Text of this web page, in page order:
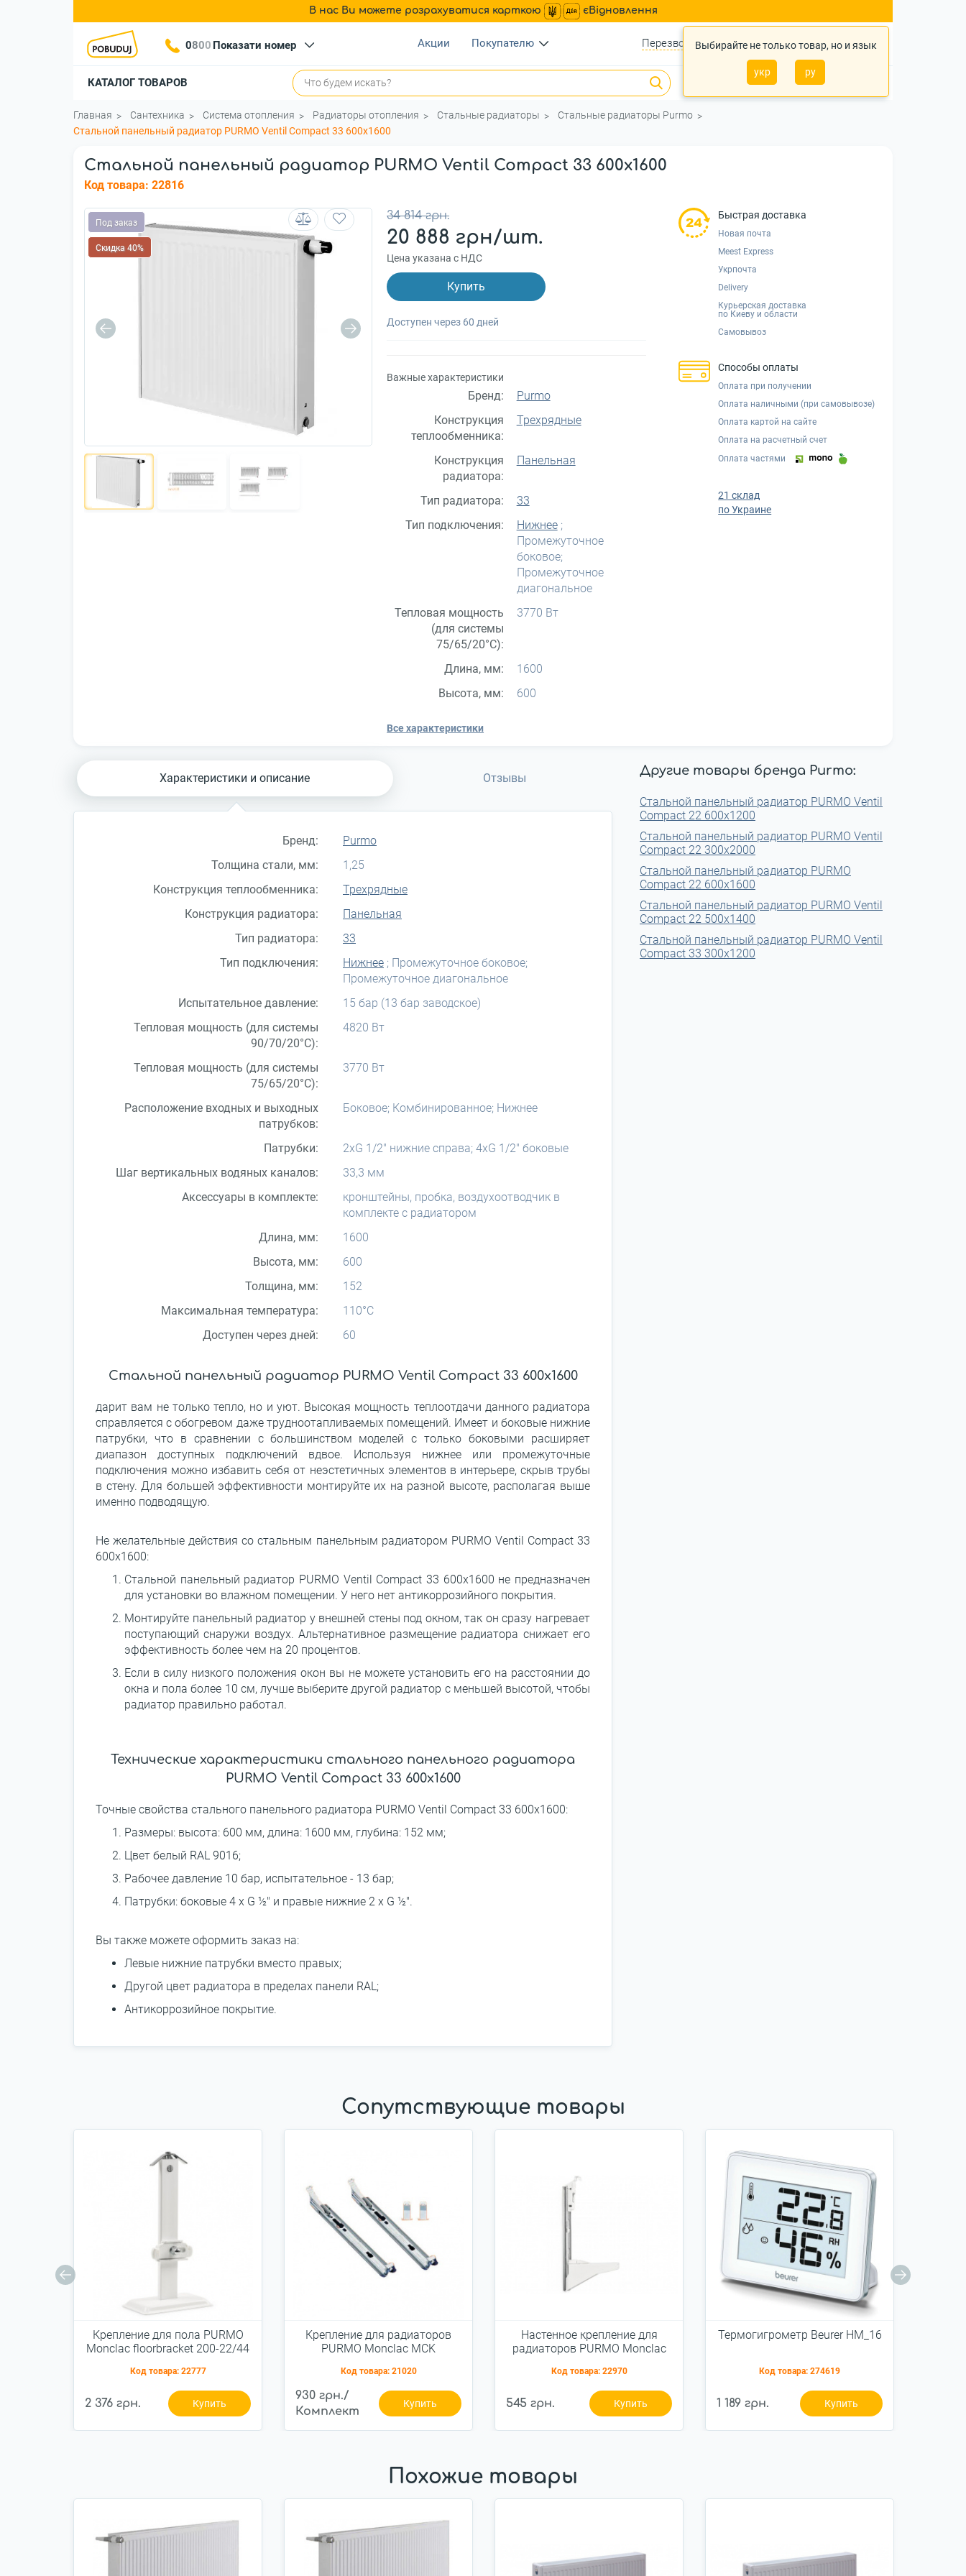
В нас Ви можете розрахуватися карткою єВідновлення
Выбирайте не только товар, но и язык
укр ру
0800 Показати номер Акции Покупателю Перезвонить? Войти Укр Ру
КАТАЛОГ ТОВАРОВ 0
Главная Сантехника Система отопления Радиаторы отопления Стальные радиаторы
Стальные радиаторы Purmo
Стальной панельный радиатор PURMO Ventil Compact 33 600x1600
Стальной панельный радиатор PURMO Ventil Compact 33 600x1600
Код товара: 22816
Под заказ
Скидка 40%
34 814 грн.
20 888 грн/шт.
Цена указана с НДС
Купить
Доступен через 60 дней
Важные характеристики
Бренд:
Purmo
Конструкция
теплообменника:
Трехрядные
Конструкция
радиатора:
Панельная
Тип радиатора:
33
Тип подключения:
Нижнее;
Промежуточное
боковое;
Промежуточное
диагональное
Тепловая мощность
(для системы
75/65/20°С):
3770 Вт
Длина, мм:
1600
Высота, мм:
600
Все характеристики
Быстрая доставка
Новая почта
Meest Express
Укрпочта
Delivery
Курьерская доставка
по Киеву и области
Самовывоз
Способы оплаты
Оплата при получении
Оплата наличными (при самовывозе)
Оплата картой на сайте
Оплата на расчетный счет
Оплата частями
21 склад
по Украине
Характеристики и описание Отзывы
Бренд:
Purmo
Толщина стали, мм:
1,25
Конструкция теплообменника:
Трехрядные
Конструкция радиатора:
Панельная
Тип радиатора:
33
Тип подключения:
Нижнее ; Промежуточное боковое;
Промежуточное диагональное
Испытательное давление:
15 бар (13 бар заводское)
Тепловая мощность (для системы
90/70/20°С):
4820 Вт
Тепловая мощность (для системы
75/65/20°С):
3770 Вт
Расположение входных и выходных
патрубков:
Боковое; Комбинированное; Нижнее
Патрубки:
2xG 1/2" нижние справа; 4xG 1/2" боковые
Шаг вертикальных водяных каналов:
33,3 мм
Аксессуары в комплекте:
кронштейны, пробка, воздухоотводчик в
комплекте с радиатором
Длина, мм:
1600
Высота, мм:
600
Толщина, мм:
152
Максимальная температура:
110°С
Доступен через дней:
60
Стальной панельный радиатор PURMO Ventil Compact 33 600x1600
дарит вам не только тепло, но и уют. Высокая мощность теплоотдачи данного радиатора
справляется с обогревом даже трудноотапливаемых помещений. Имеет и боковые нижние
патрубки, что в сравнении с большинством моделей с только боковыми расширяет
диапазон доступных подключений вдвое. Используя нижнее или промежуточные
подключения можно избавить себя от неэстетичных элементов в интерьере, скрыв трубы
в стену. Для большей эффективности монтируйте их на разной высоте, располагая выше
именно подводящую.
Не желательные действия со стальным панельным радиатором PURMO Ventil Compact 33
600x1600:
Стальной панельный радиатор PURMO Ventil Compact 33 600x1600 не предназначен
для установки во влажном помещении. У него нет антикоррозийного покрытия.
Монтируйте панельный радиатор у внешней стены под окном, так он сразу нагревает
поступающий снаружи воздух. Альтернативное размещение радиатора снижает его
эффективность более чем на 20 процентов.
Если в силу низкого положения окон вы не можете установить его на расстоянии до
окна и пола более 10 см, лучше выберите другой радиатор с меньшей высотой, чтобы
радиатор правильно работал.
Технические характеристики стального панельного радиатора
PURMO Ventil Compact 33 600x1600
Точные свойства стального панельного радиатора PURMO Ventil Compact 33 600x1600:
Размеры: высота: 600 мм, длина: 1600 мм, глубина: 152 мм;
Цвет белый RAL 9016;
Рабочее давление 10 бар, испытательное - 13 бар;
Патрубки: боковые 4 x G ½" и правые нижние 2 x G ½".
Вы также можете оформить заказ на:
Левые нижние патрубки вместо правых;
Другой цвет радиатора в пределах панели RAL;
Антикоррозийное покрытие.
Другие товары бренда Purmo:
Стальной панельный радиатор PURMO Ventil
Compact 22 600x1200
Стальной панельный радиатор PURMO Ventil
Compact 22 300x2000
Стальной панельный радиатор PURMO
Compact 22 600x1600
Стальной панельный радиатор PURMO Ventil
Compact 22 500x1400
Стальной панельный радиатор PURMO Ventil
Compact 33 300x1200
Сопутствующие товары
Крепление для пола PURMO
Monclac floorbracket 200-22/44
Код товара: 22777
2 376 грн. Купить
Крепление для радиаторов
PURMO Monclac MCK
Код товара: 21020
930 грн./
Комплект
Купить
Настенное крепление для
радиаторов PURMO Monclac
Код товара: 22970
545 грн. Купить
Термогигрометр Beurer HM_16
Код товара: 274619
1 189 грн. Купить
Похожие товары